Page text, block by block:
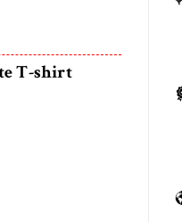
T-shirt